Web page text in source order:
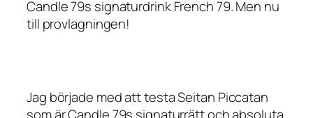
Candle 79s signaturdrinkFrench 79. Men nu
till provlagningen!
Jag började med att testaSeitan Piccatan
som är Candle 79s signaturrätt och absoluta